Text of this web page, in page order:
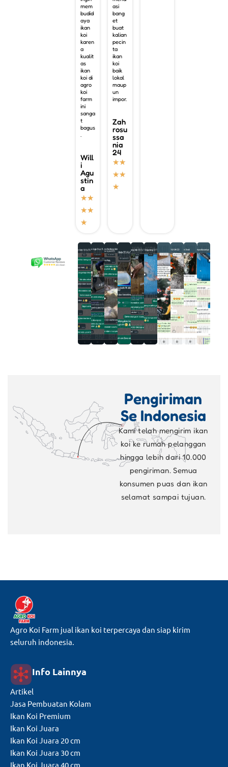
mem
budid
aya
ikan
koi
karen
a
kualit
as
ikan
koi di
agro
koi
farm
ini
sanga
t
bagus
.
Will
i
Agu
stin
a
★★
★★
★
asi
bang
et
buat
kalian
pecin
ta
ikan
koi
baik
lokal
maup
un
impor.
Zah
rosu
ssa
nia
24
★★
★★
★
Pengiriman
Se Indonesia
Kami telah mengirim ikan
koi ke rumah pelanggan
hingga lebih dari 10.000
pengiriman. Semua
konsumen puas dan ikan
selamat sampai tujuan.
Agro Koi Farm jual ikan koi terpercaya dan siap kirim
seluruh indonesia.
Info Lainnya
Artikel
Jasa Pembuatan Kolam
Ikan Koi Premium
Ikan Koi Juara
Ikan Koi Juara 20 cm
Ikan Koi Juara 30 cm
Ikan Koi Juara 40 cm